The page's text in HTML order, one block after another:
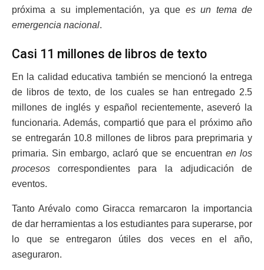
próxima a su implementación, ya que es un tema de
emergencia nacional.
Casi 11 millones de libros de texto
En la calidad educativa también se mencionó la entrega
de libros de texto, de los cuales se han entregado 2.5
millones de inglés y español recientemente, aseveró la
funcionaria. Además, compartió que para el próximo año
se entregarán 10.8 millones de libros para preprimaria y
primaria. Sin embargo, aclaró que se encuentran en los
procesos correspondientes para la adjudicación de
eventos.
Tanto Arévalo como Giracca remarcaron la importancia
de dar herramientas a los estudiantes para superarse, por
lo que se entregaron útiles dos veces en el año,
aseguraron.